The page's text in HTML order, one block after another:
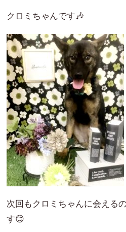
クロミちゃんです🎶
次回もクロミちゃんに会える
す😊